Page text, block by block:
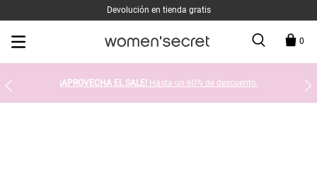
Devolución en tienda gratis
0
¡APROVECHA EL SALE! Hasta un 60% de descuento.